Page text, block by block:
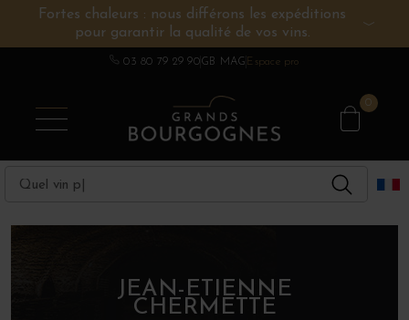
Fortes chaleurs : nous différons les expéditions
pour garantir la qualité de vos vins.
03 80 79 29 90GB MAG Espace pro
0
VINS DE BOURGOGNE
CHAMPAGNE
AUTRES RÉGIONS
SPIRITUEUX
DOMAINES
JEAN-ETIENNE
CHERMETTE